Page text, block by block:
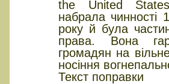
the United
набрала чинності
року й була
права. Вона
громадян на
носіння
Текст поправки